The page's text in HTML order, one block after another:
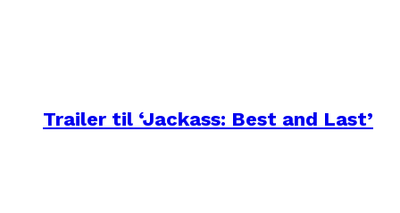
Trailer til ‘Jackass: Best and Last’